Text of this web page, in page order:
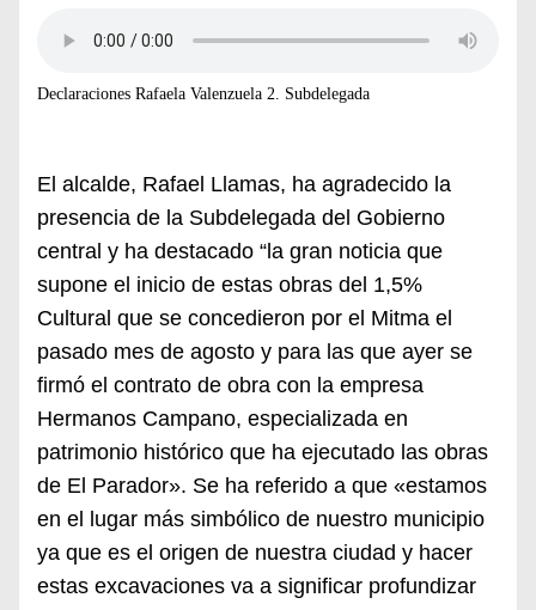
Declaraciones Rafaela Valenzuela 2. Subdelegada
El alcalde, Rafael Llamas, ha agradecido la
presencia de la Subdelegada del Gobierno
central y ha destacado “la gran noticia que
supone el inicio de estas obras del 1,5%
Cultural que se concedieron por el Mitma el
pasado mes de agosto y para las que ayer se
firmó el contrato de obra con la empresa
Hermanos Campano, especializada en
patrimonio histórico que ha ejecutado las obras
de El Parador». Se ha referido a que «estamos
en el lugar más simbólico de nuestro municipio
ya que es el origen de nuestra ciudad y hacer
estas excavaciones va a significar profundizar